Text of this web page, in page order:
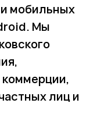
мобильных
Мы
лиц и